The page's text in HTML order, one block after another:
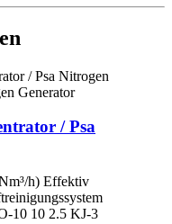
/ Psa
h) Effektiv
10 10 2.5 KJ-3